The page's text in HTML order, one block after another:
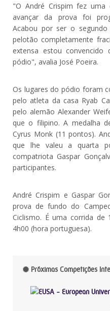
"O André Crispim fez
avançar da prova foi
Acabou por ser o
pelotão completamente
extensa estou convencido
pódio", avalia José Poeira.
Os lugares do pódio foram
pelo atleta da casa Ryab
pelo alemão Alexander
que o filipino. A medalha
Cyrus Monk (11 pontos).
que lhe valeu a quarta
compatriota Gaspar
participantes.
André Crispim e Gaspar
prova de fundo do
Ciclismo. É uma corrida
4h00 (hora portuguesa).
Próximas Competições